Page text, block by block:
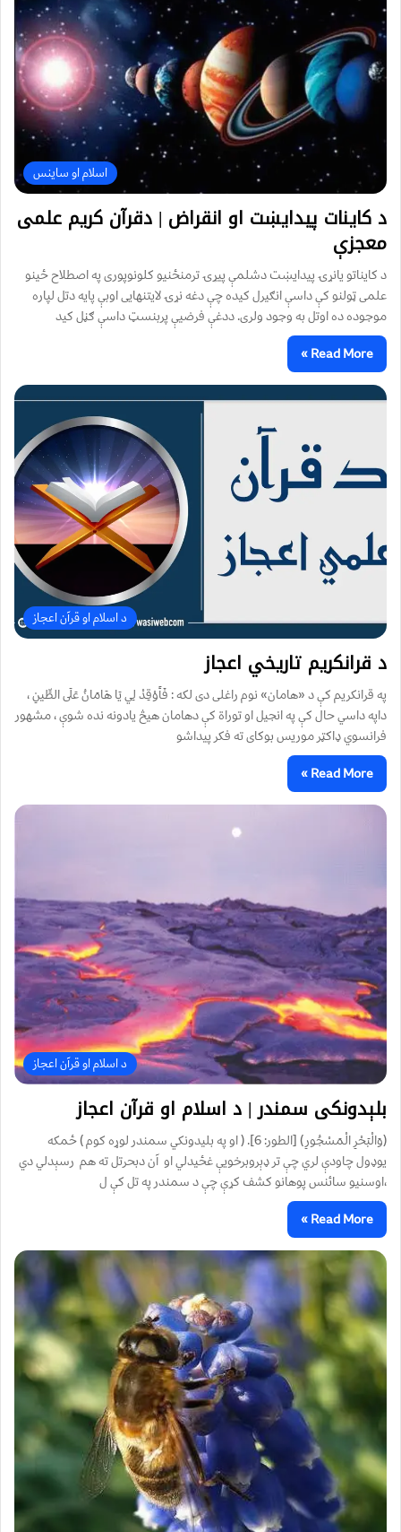
اسلام او ساینس
د کاینات پیدايښت او انقراض | دقرآن کریم علمی
معجزې
د کایناتو یانړۍ پیدایښت دشلمې پیړۍ ترمنځنیو کلونوپوری په اصطلاح ځینو
علمی ټولنو کې داسې انګیرل کیده چې دغه نړۍ لایتنهایی اوبې پایه دتل لپاره
موجوده ده اوتل به وجود ولری. ددغې فرضیې پربنسټ داسې ګڼل کید
Read More »
د اسلام او قرآن اعجاز
د قرانکریم تاريخي اعجاز
په قرانکریم کې د «هامان» نوم راغلی دی لکه : فَأَوْقِدْ لِي يَا هَامَانُ عَلَى الطِّينِ ،
داپه داسي حال کې په انجیل او توراة کې دهامان هیڅ یادونه نده شوې ، مشهور
فرانسوي ډاکټر موریس بوکای ته فکر پیداشو
Read More »
د اسلام او قرآن اعجاز
بلېدونکى سمندر | د اسلام او قرآن اعجاز
(وَالْبَحْرِ الْمَسْجُورِ) [الطور: 6]. ( او په بليدونکي سمندر لوړه کوم ) ځمکه
يوډول چاودې لري چې تر ډېروبرخويې غځيدلي او آن دبحرتل ته هم رسېدلي دي
،اوسنيو سائنس پوهانو کشف کړې چې د سمندر په تل کې ل
Read More »